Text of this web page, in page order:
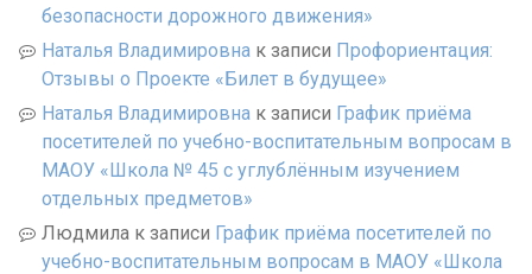
безопасности дорожного движения»
Наталья Владимировна к записи Профориентация:
Отзывы о Проекте «Билет в будущее»
Наталья Владимировна к записи График приёма
посетителей по учебно-воспитательным вопросам в
МАОУ «Школа № 45 с углублённым изучением
отдельных предметов»
Людмила к записи График приёма посетителей по
учебно-воспитательным вопросам в МАОУ «Школа